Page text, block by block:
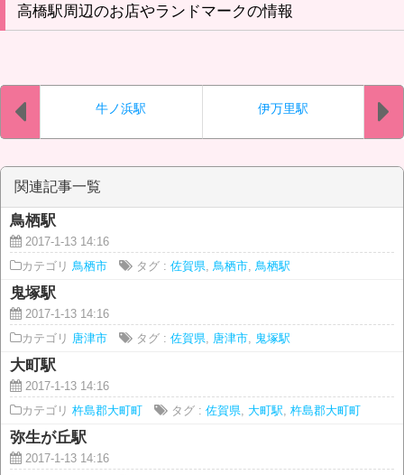
高橋駅周辺のお店やランドマークの情報
牛ノ浜駅 伊万里駅
関連記事一覧
鳥栖駅
2017-1-13 14:16
カテゴリ 鳥栖市 タグ : 佐賀県, 鳥栖市, 鳥栖駅
鬼塚駅
2017-1-13 14:16
カテゴリ 唐津市 タグ : 佐賀県, 唐津市, 鬼塚駅
大町駅
2017-1-13 14:16
カテゴリ 杵島郡大町町 タグ : 佐賀県, 大町駅 杵島郡大町町
弥生が丘駅
2017-1-13 14:16